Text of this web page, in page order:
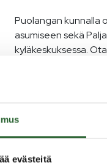
evästeitä
Puolangan kunnalla
asumiseen sekä
kyläkeskuksessa.
yritystontit
kalastuspuiston